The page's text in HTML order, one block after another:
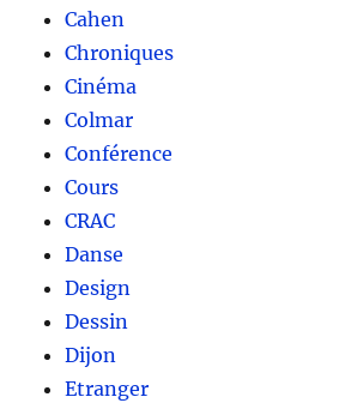
Cahen
Chroniques
Cinéma
Colmar
Conférence
Cours
CRAC
Danse
Design
Dessin
Dijon
Etranger